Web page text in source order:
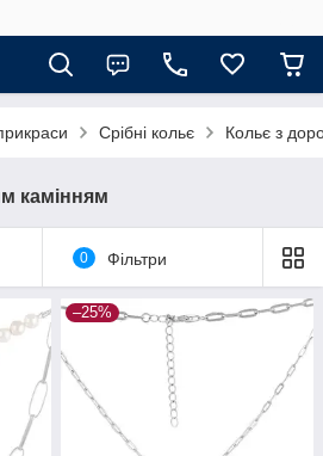
Срібні кольє Кольє з
камінням
0 Фільтри
–25%